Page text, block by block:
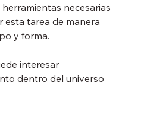
necesarias
esta tarea de manera
y forma.
interesar
dentro del universo